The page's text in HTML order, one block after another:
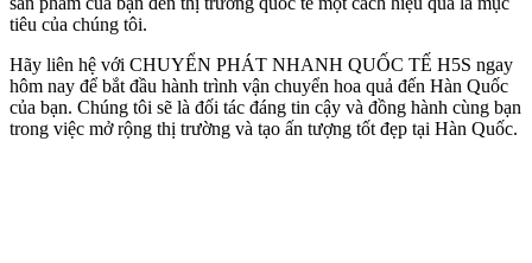
tiêu của chúng tôi.
Hãy liên hệ với CHUYỂN PHÁT NHANH QUỐC TẾ H5S ngay
hôm nay để bắt đầu hành trình vận chuyển hoa quả đến Hàn Quốc
của bạn. Chúng tôi sẽ là đối tác đáng tin cậy và đồng hành cùng bạn
trong việc mở rộng thị trường và tạo ấn tượng tốt đẹp tại Hàn Quốc.